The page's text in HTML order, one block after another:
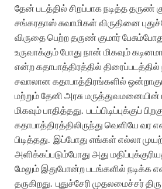
தேன் படத்தில் சிறப்பாக நடித்த தருண்
சங்கரதாஸ் சுவாமிகள் விருதினை
விருதை பெற்ற தருண் குமார்
உருவாக்கும் போது நான் மிகவும்
என்றகதாபாத்திரத்தில் திரைப்படத்தில்
சவாலான கதாபாத்திரங்களில்
மற்றும் தேனி அரசு மருத்துவமனையின்
மிகவும் பாதித்தது. படப்பிடிப்புக்குப்
கதாபாத்திரத்திலிருந்து வெளியே வர
பிடித்தது. இப்போது எங்கள் எல்லா
அளிக்கப்படும்போது அது
மேலும் இதுபோன்ற படங்களில் நடிக்க
தருகிறது. புதுச்சேரி முதலமைச்சர்